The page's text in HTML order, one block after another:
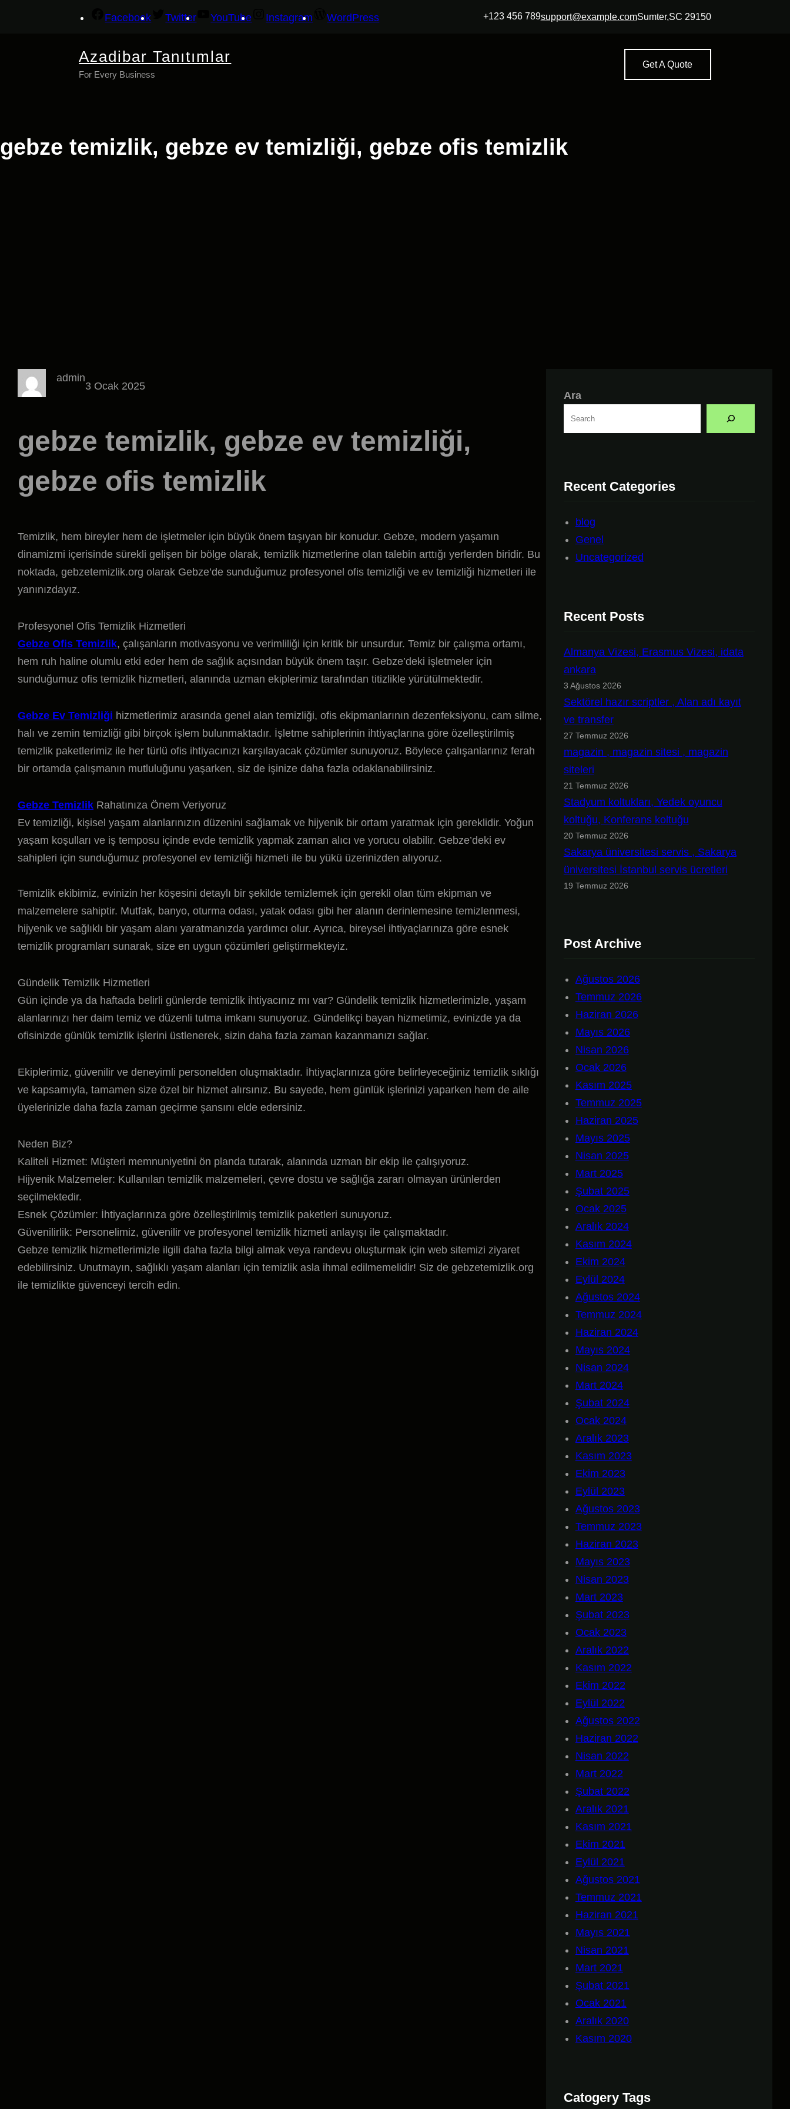
Facebook Twitter YouTube Instagram WordPress +123 456 789support@example.comSumter,SC 29150
Azadibar Tanıtımlar
For Every Business
Get A Quote
gebze temizlik, gebze ev temizliği, gebze ofis temizlik
admin
3 Ocak 2025
gebze temizlik, gebze ev temizliği,
gebze ofis temizlik
Temizlik, hem bireyler hem de işletmeler için büyük önem taşıyan bir konudur. Gebze, modern yaşamın
dinamizmi içerisinde sürekli gelişen bir bölge olarak, temizlik hizmetlerine olan talebin arttığı yerlerden biridir. Bu
noktada, gebzetemizlik.org olarak Gebze’de sunduğumuz profesyonel ofis temizliği ve ev temizliği hizmetleri ile
yanınızdayız.
Profesyonel Ofis Temizlik Hizmetleri
Gebze Ofis Temizlik, çalışanların motivasyonu ve verimliliği için kritik bir unsurdur. Temiz bir çalışma ortamı,
hem ruh haline olumlu etki eder hem de sağlık açısından büyük önem taşır. Gebze’deki işletmeler için
sunduğumuz ofis temizlik hizmetleri, alanında uzman ekiplerimiz tarafından titizlikle yürütülmektedir.
Gebze Ev Temizliği hizmetlerimiz arasında genel alan temizliği, ofis ekipmanlarının dezenfeksiyonu, cam silme,
halı ve zemin temizliği gibi birçok işlem bulunmaktadır. İşletme sahiplerinin ihtiyaçlarına göre özelleştirilmiş
temizlik paketlerimiz ile her türlü ofis ihtiyacınızı karşılayacak çözümler sunuyoruz. Böylece çalışanlarınız ferah
bir ortamda çalışmanın mutluluğunu yaşarken, siz de işinize daha fazla odaklanabilirsiniz.
Gebze Temizlik Rahatınıza Önem Veriyoruz
Ev temizliği, kişisel yaşam alanlarınızın düzenini sağlamak ve hijyenik bir ortam yaratmak için gereklidir. Yoğun
yaşam koşulları ve iş temposu içinde evde temizlik yapmak zaman alıcı ve yorucu olabilir. Gebze’deki ev
sahipleri için sunduğumuz profesyonel ev temizliği hizmeti ile bu yükü üzerinizden alıyoruz.
Temizlik ekibimiz, evinizin her köşesini detaylı bir şekilde temizlemek için gerekli olan tüm ekipman ve
malzemelere sahiptir. Mutfak, banyo, oturma odası, yatak odası gibi her alanın derinlemesine temizlenmesi,
hijyenik ve sağlıklı bir yaşam alanı yaratmanızda yardımcı olur. Ayrıca, bireysel ihtiyaçlarınıza göre esnek
temizlik programları sunarak, size en uygun çözümleri geliştirmekteyiz.
Gündelik Temizlik Hizmetleri
Gün içinde ya da haftada belirli günlerde temizlik ihtiyacınız mı var? Gündelik temizlik hizmetlerimizle, yaşam
alanlarınızı her daim temiz ve düzenli tutma imkanı sunuyoruz. Gündelikçi bayan hizmetimiz, evinizde ya da
ofisinizde günlük temizlik işlerini üstlenerek, sizin daha fazla zaman kazanmanızı sağlar.
Ekiplerimiz, güvenilir ve deneyimli personelden oluşmaktadır. İhtiyaçlarınıza göre belirleyeceğiniz temizlik sıklığı
ve kapsamıyla, tamamen size özel bir hizmet alırsınız. Bu sayede, hem günlük işlerinizi yaparken hem de aile
üyelerinizle daha fazla zaman geçirme şansını elde edersiniz.
Neden Biz?
Kaliteli Hizmet: Müşteri memnuniyetini ön planda tutarak, alanında uzman bir ekip ile çalışıyoruz.
Hijyenik Malzemeler: Kullanılan temizlik malzemeleri, çevre dostu ve sağlığa zararı olmayan ürünlerden
seçilmektedir.
Esnek Çözümler: İhtiyaçlarınıza göre özelleştirilmiş temizlik paketleri sunuyoruz.
Güvenilirlik: Personelimiz, güvenilir ve profesyonel temizlik hizmeti anlayışı ile çalışmaktadır.
Gebze temizlik hizmetlerimizle ilgili daha fazla bilgi almak veya randevu oluşturmak için web sitemizi ziyaret
edebilirsiniz. Unutmayın, sağlıklı yaşam alanları için temizlik asla ihmal edilmemelidir! Siz de gebzetemizlik.org
ile temizlikte güvenceyi tercih edin.
Ara
Recent Categories
blog
Genel
Uncategorized
Recent Posts
Almanya Vizesi, Erasmus Vizesi, idata
ankara
3 Ağustos 2026
Sektörel hazır scriptler , Alan adı kayıt
ve transfer
27 Temmuz 2026
magazin , magazin sitesi , magazin
siteleri
21 Temmuz 2026
Stadyum koltukları, Yedek oyuncu
koltuğu, Konferans koltuğu
20 Temmuz 2026
Sakarya üniversitesi servis , Sakarya
üniversitesi İstanbul servis ücretleri
19 Temmuz 2026
Post Archive
Ağustos 2026
Temmuz 2026
Haziran 2026
Mayıs 2026
Nisan 2026
Ocak 2026
Kasım 2025
Temmuz 2025
Haziran 2025
Mayıs 2025
Nisan 2025
Mart 2025
Şubat 2025
Ocak 2025
Aralık 2024
Kasım 2024
Ekim 2024
Eylül 2024
Ağustos 2024
Temmuz 2024
Haziran 2024
Mayıs 2024
Nisan 2024
Mart 2024
Şubat 2024
Ocak 2024
Aralık 2023
Kasım 2023
Ekim 2023
Eylül 2023
Ağustos 2023
Temmuz 2023
Haziran 2023
Mayıs 2023
Nisan 2023
Mart 2023
Şubat 2023
Ocak 2023
Aralık 2022
Kasım 2022
Ekim 2022
Eylül 2022
Ağustos 2022
Haziran 2022
Nisan 2022
Mart 2022
Şubat 2022
Aralık 2021
Kasım 2021
Ekim 2021
Eylül 2021
Ağustos 2021
Temmuz 2021
Haziran 2021
Mayıs 2021
Nisan 2021
Mart 2021
Şubat 2021
Ocak 2021
Aralık 2020
Kasım 2020
Catogery Tags